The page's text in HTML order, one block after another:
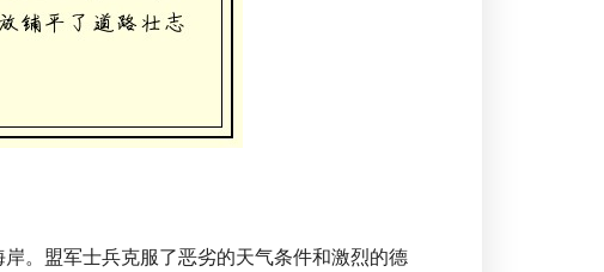
。盟军士兵克服了恶劣的天气条件和激烈的德